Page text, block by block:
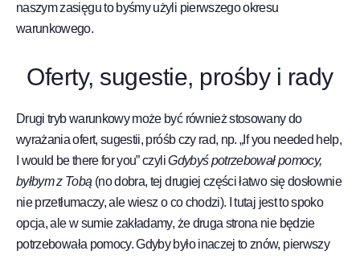
naszym zasięgu to byśmy użyli pierwszego okresu
warunkowego.
Oferty, sugestie, prośby i rady
Drugi tryb warunkowy może być również stosowany do
wyrażania ofert, sugestii, próśb czy rad, np. „If you needed help,
I would be there for you” czyliGdybyś potrzebował pomocy,
byłbym z Tobą (no dobra, tej drugiej części łatwo się dosłownie
nie przetłumaczy, ale wiesz o co chodzi). I tutaj jest to spoko
opcja, ale w sumie zakładamy, że druga strona nie będzie
potrzebowała pomocy. Gdyby było inaczej to znów, pierwszy